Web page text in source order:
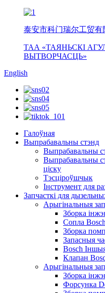
泰安市科门瑞尔工贸有
ТАА «ТАЯНЬСКІ
ВЫТВОРЧАСЦЬ»
English
Галоўная
Выпрабавальны стэнд
Выпрабавальны
Выпрабавальны
ціску
Тэсціроўшчык
Інструмент для
Запчасткі для
Арыгінальныя
Зборка
Сопла Bosch
Зборка
Запасныя
Bosch
Клапан
Арыгінальныя
Зборка
Форсунка